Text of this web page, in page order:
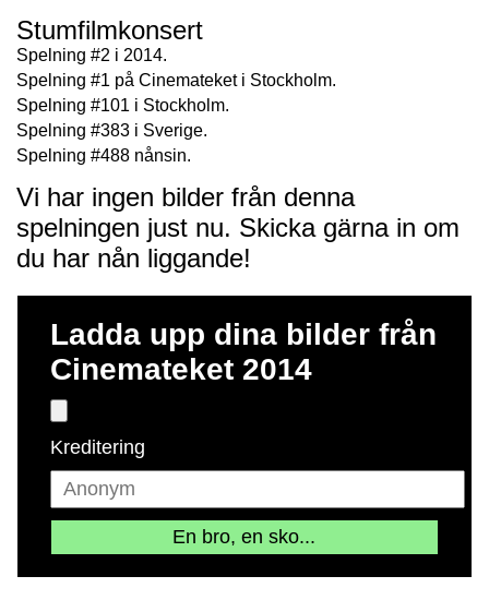
Stumfilmkonsert
Spelning #2 i 2014.
Spelning #1 på Cinemateket i Stockholm.
Spelning #101 i Stockholm.
Spelning #383 i Sverige.
Spelning #488 nånsin.
Vi har ingen bilder från denna
spelningen just nu. Skicka gärna in om
du har nån liggande!
Ladda upp dina bilder från
Cinemateket 2014
Kreditering